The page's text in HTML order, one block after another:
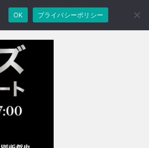
OK プライバシーポリシー